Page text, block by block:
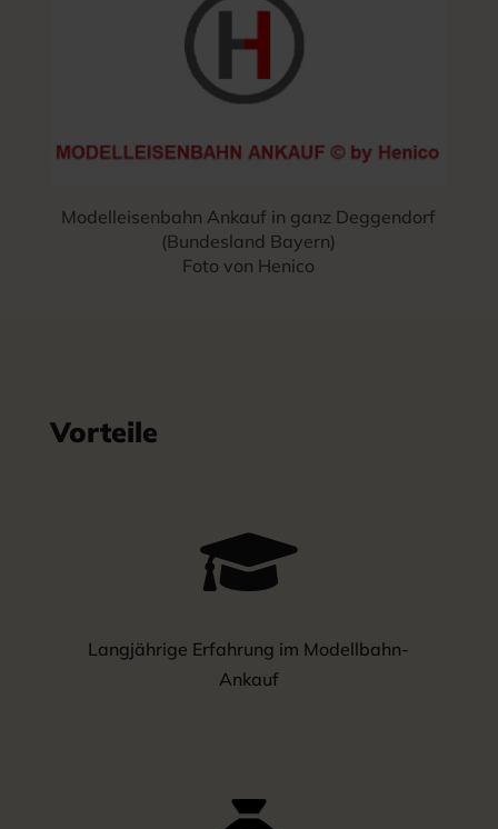
Modelleisenbahn Ankauf in ganz Deggendorf
(Bundesland Bayern)
Foto von Henico
Vorteile

Langjährige Erfahrung im Modellbahn-
Ankauf